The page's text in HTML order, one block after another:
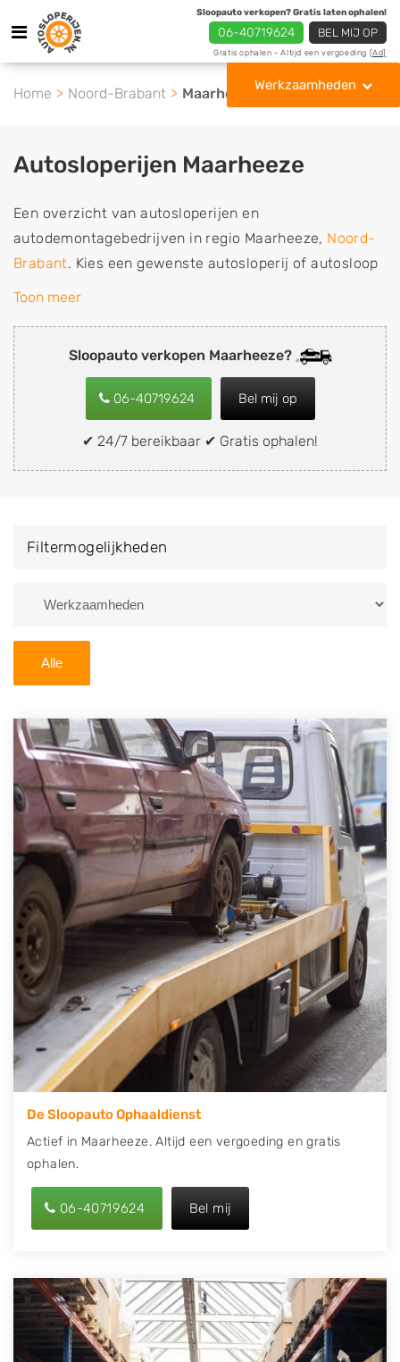
Sloopauto verkopen? Gratis laten ophalen!
06-40719624 BEL MIJ OP
Gratis ophalen - Altijd een vergoeding [Ad]
Werkzaamheden
Home Noord-Brabant Maarheeze
Sloopauto verkopen Maarheeze?
06-40719624 Bel mij op
✔ 24/7 bereikbaar ✔ Gratis ophalen!
Autosloperijen Maarheeze
Een overzicht van autosloperijen en
autodemontagebedrijven in regio Maarheeze, Noord-
Brabant. Kies een gewenste autosloperij of autosloop
uit de lijst die gespecialiseerd is in de verkoop van
de inkoop van sloopauto's, schadeauto's en
tweedehands auto's (ook zonder apk keuring). Wilt u
uw auto, camper, vrachtwagen, motor of brommobiel
snel en eenvoudig verkopen aan een
demontagebedrijf in de buurt, deze zelf wegbrengen
naar de sloop of deze liever laten ophalen op een
van Maarheeze en ontvang een vergoeding voor uw
Zoekt u liever naar een sloperij in een andere plaats of
U kunt er ook voor kiezen om direct uw sloopauto te
verkopen en op te laten halen door de Sloopauto
Ophaaldienst van Autosloperijen.nl. Wij kunnen uw
auto gratis ophalen in Maarheeze. Neem telefonisch
contact op of maak een terugbelafspraak. Wilt u
direct een tweedehands auto onderdelen offerte
aanvragen? Dat kan via de Onderdelenlijn! Vul uw
kenteken in en druk op verzenden.
Wij kunnen u helpen met de inkoop van auto's van
eigenlijk alle merken, zoals Alfa Romeo, Audi, BMW,
Chevrolet, Citroën, Dacia, Fiat, Ford, Honda, Hyundai,
Kia, Mazda, Mercedes Benz, Mitsubishi, Nissan, Opel,
Peugeot, Porsche, Renault, Seat, Skoda, Suzuki, Tesla,
Toyota, Volkswagen en Volvo.
Toon meer
Filtermogelijkheden
Alle
De Sloopauto Ophaaldienst
Actief in Maarheeze. Altijd een vergoeding en gratis
ophalen.
06-40719624 Bel mij